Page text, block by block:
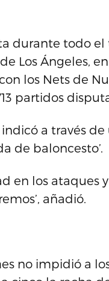
durante todo
Los Ángeles,
los Nets de
partidos
a través
de baloncesto’.
en los ataques
añadió.
no impidió a